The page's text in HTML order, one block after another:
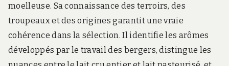
moelleuse. Sa connaissance des terroirs, des
troupeaux et des origines garantit une vraie
cohérence dans la sélection. Il identifie les arômes
développés par le travail des bergers, distingue les